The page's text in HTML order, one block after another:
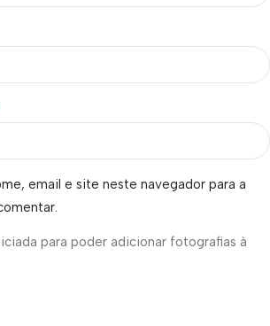
email e site neste navegador para a
para poder adicionar fotografias à